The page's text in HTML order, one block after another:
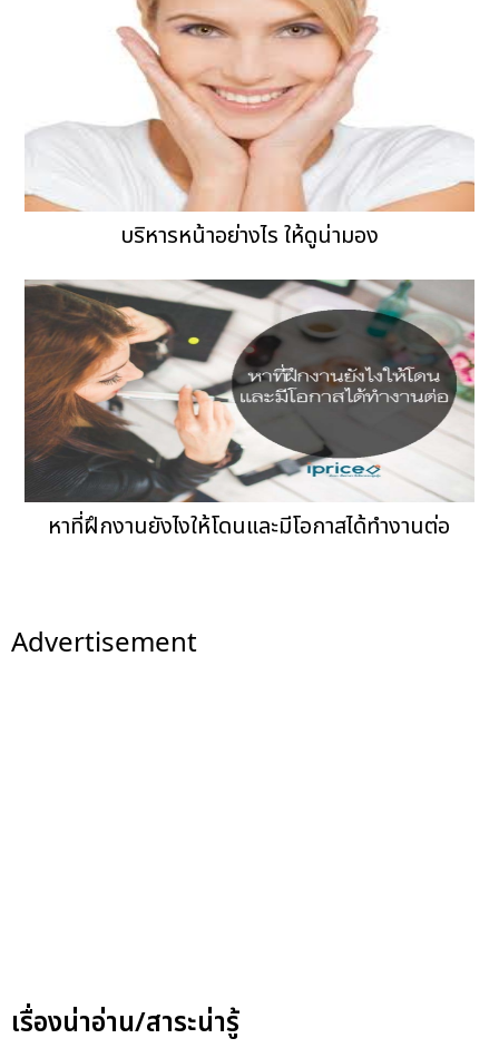
บริหารหน้าอย่างไร ให้ดูน่ามอง
หาที่ฝึกงานยังไงให้โดนและมีโอกาสได้ทำงานต่อ
Advertisement
เรื่องน่าอ่าน/สาระน่ารู้